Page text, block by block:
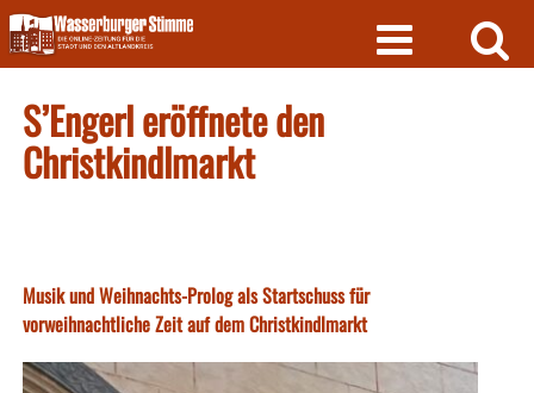
Skip
to
content
S’Engerl eröffnete den
Christkindlmarkt
Musik und Weihnachts-Prolog als Startschuss für
vorweihnachtliche Zeit auf dem Christkindlmarkt